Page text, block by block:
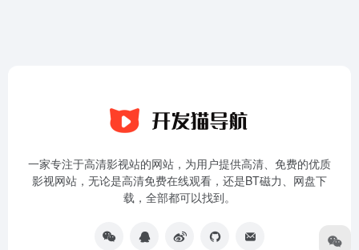
一家专注于高清影视站的网站，为用户提供高清、免费的优质
影视网站，无论是高清免费在线观看，还是BT磁力、网盘下
载，全部都可以找到。